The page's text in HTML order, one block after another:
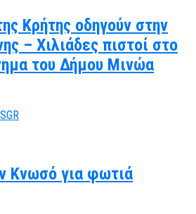
Κρήτης οδηγούν στην
– Χιλιάδες πιστοί στο
του Δήμου Μινώα
Κνωσό για φωτιά